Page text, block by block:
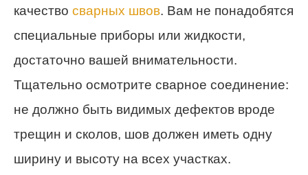
качество сварных швов. Вам не понадобятся
специальные приборы или жидкости,
достаточно вашей внимательности.
Тщательно осмотрите сварное соединение:
не должно быть видимых дефектов вроде
трещин и сколов, шов должен иметь одну
ширину и высоту на всех участках.